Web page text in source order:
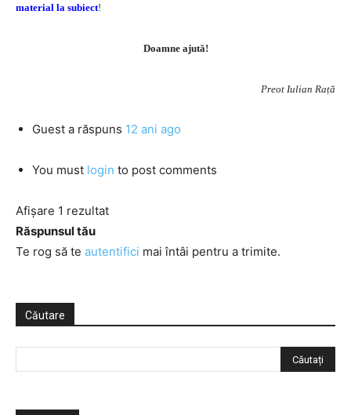
material la subiect!
Doamne ajută!
Preot Iulian Rață
Guest a răspuns 12 ani ago
You must login to post comments
Afișare 1 rezultat
Răspunsul tău
Te rog să te autentifici mai întâi pentru a trimite.
Căutare